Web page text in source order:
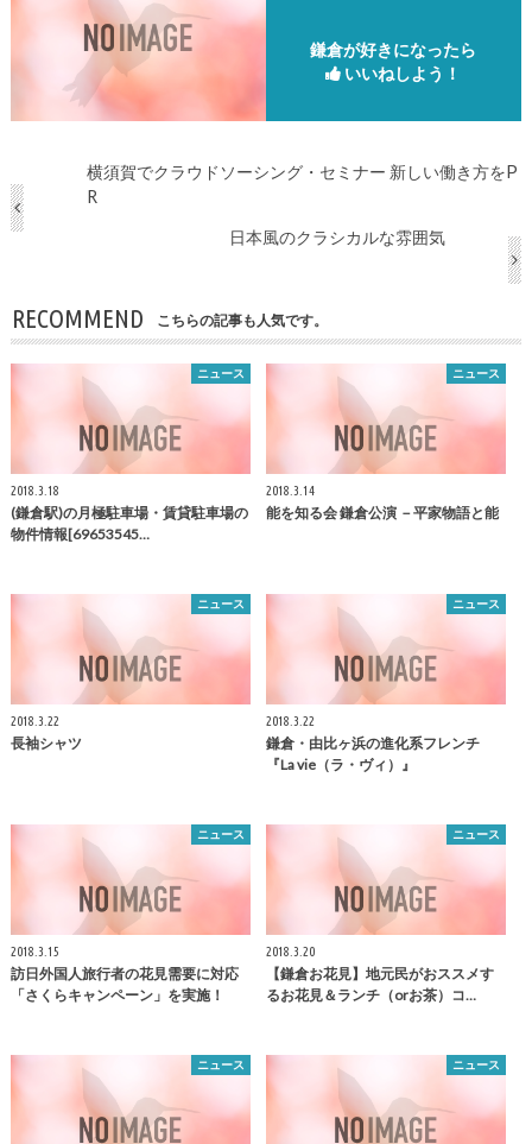
鎌倉が好きになったら
いいねしよう！
横須賀でクラウドソーシング・セミナー 新しい働き方をP
R
日本風のクラシカルな雰囲気
RECOMMEND こちらの記事も人気です。
ニュース
2018.3.18
(鎌倉駅)の月極駐車場・賃貸駐車場の
物件情報[69653545…
ニュース
2018.3.14
能を知る会鎌倉公演 －平家物語と能
ニュース
2018.3.22
長袖シャツ
ニュース
2018.3.22
鎌倉・由比ヶ浜の進化系フレンチ
『La vie（ラ・ヴィ）』
ニュース
2018.3.15
訪日外国人旅行者の花見需要に対応
「さくらキャンペーン」を実施！
ニュース
2018.3.20
【鎌倉お花見】地元民がおススメす
るお花見＆ランチ（orお茶）コ…
ニュース ニュース